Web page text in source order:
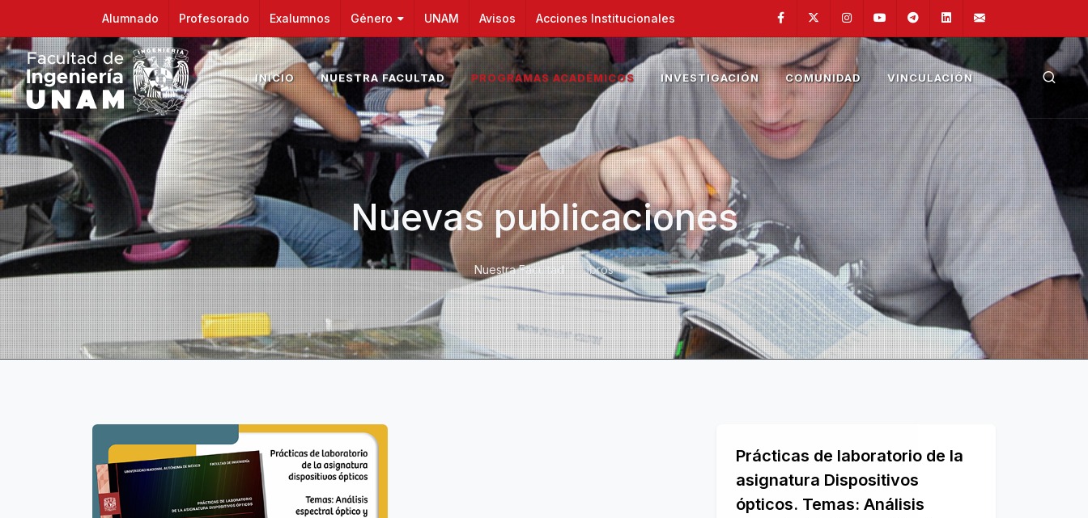
Alumnado Profesorado Exalumnos Género UNAM Avisos Acciones Institucionales FacebookTwitter InstagramYoutubeTelegramLinkedin
INICIO NUESTRA FACULTAD PROGRAMAS ACADÉMICOS INVESTIGACIÓN COMUNIDAD VINCULACIÓN
Nuevas publicaciones
Nuestra Facultad Libros
Prácticas de laboratorio de la
asignatura Dispositivos
ópticos. Temas: Análisis